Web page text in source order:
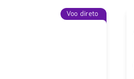
Voo direto